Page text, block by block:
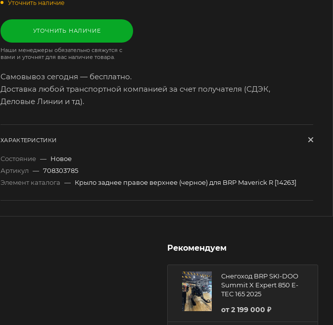
Уточнить наличие
УТОЧНИТЬ НАЛИЧИЕ
Наши менеджеры обязательно свяжутся с
вами и уточнят для вас наличие товара.
Самовывоз сегодня — бесплатно.
Доставка любой транспортной компанией за счет получателя (СДЭК,
Деловые Линии и тд).
ХАРАКТЕРИСТИКИ
Состояние — Новое
Артикул — 708303785
Элемент каталога — Крыло заднее правое верхнее (черное) для BRP Maverick R [14263]
Рекомендуем
Снегоход BRP SKI-DOO
Summit X Expert 850 E-
TEC 165 2025
от2 199 000 ₽